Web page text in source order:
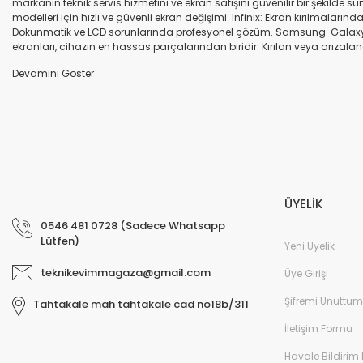
markanın teknik servis hizmetini ve ekran satışını güvenilir bir şekilde
modelleri için hızlı ve güvenli ekran değişimi. Infinix: Ekran
Dokunmatik ve LCD sorunlarında profesyonel çözüm. Samsung:
ekranları, cihazın en hassas parçalarından biridir. Kırılan veya
uyumlu olup olmadığına dikkat ediniz. HK-ZY-A.Kalite ekran: Daha
0546 481 0728 (Sadece Whatsapp
Lütfen)
teknikevimmagaza@gmail.com
Tahtakale mah tahtakale cad no18b/311
ÜYELİK
Yeni Üyelik
Üye Girişi
Şifremi Unuttum
İletişim Formu
Havale Bildirim